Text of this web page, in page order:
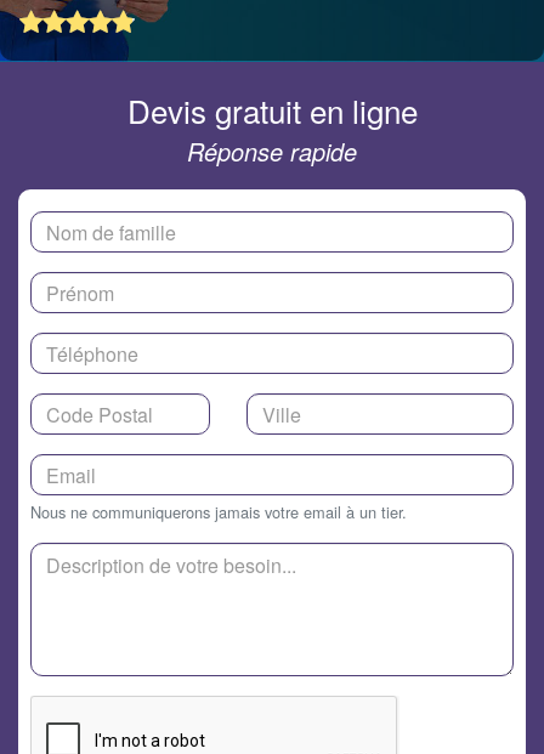
Devis gratuit en ligne
Réponse rapide
Nous ne communiquerons jamais votre email à un tier.